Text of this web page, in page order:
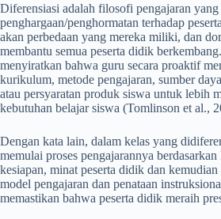
Diferensiasi adalah filosofi pengajaran yang
penghargaan/penghormatan terhadap
akan perbedaan yang mereka miliki, dan
membantu semua peserta didik
menyiratkan bahwa guru secara proaktif
kurikulum, metode pengajaran, sumber
atau persyaratan produk siswa untuk lebih
kebutuhan belajar siswa (Tomlinson et al.,
Dengan kata lain, dalam kelas yang
memulai proses pengajarannya berdasarkan
kesiapan, minat peserta didik dan kemudian
model pengajaran dan penataan
memastikan bahwa peserta didik meraih